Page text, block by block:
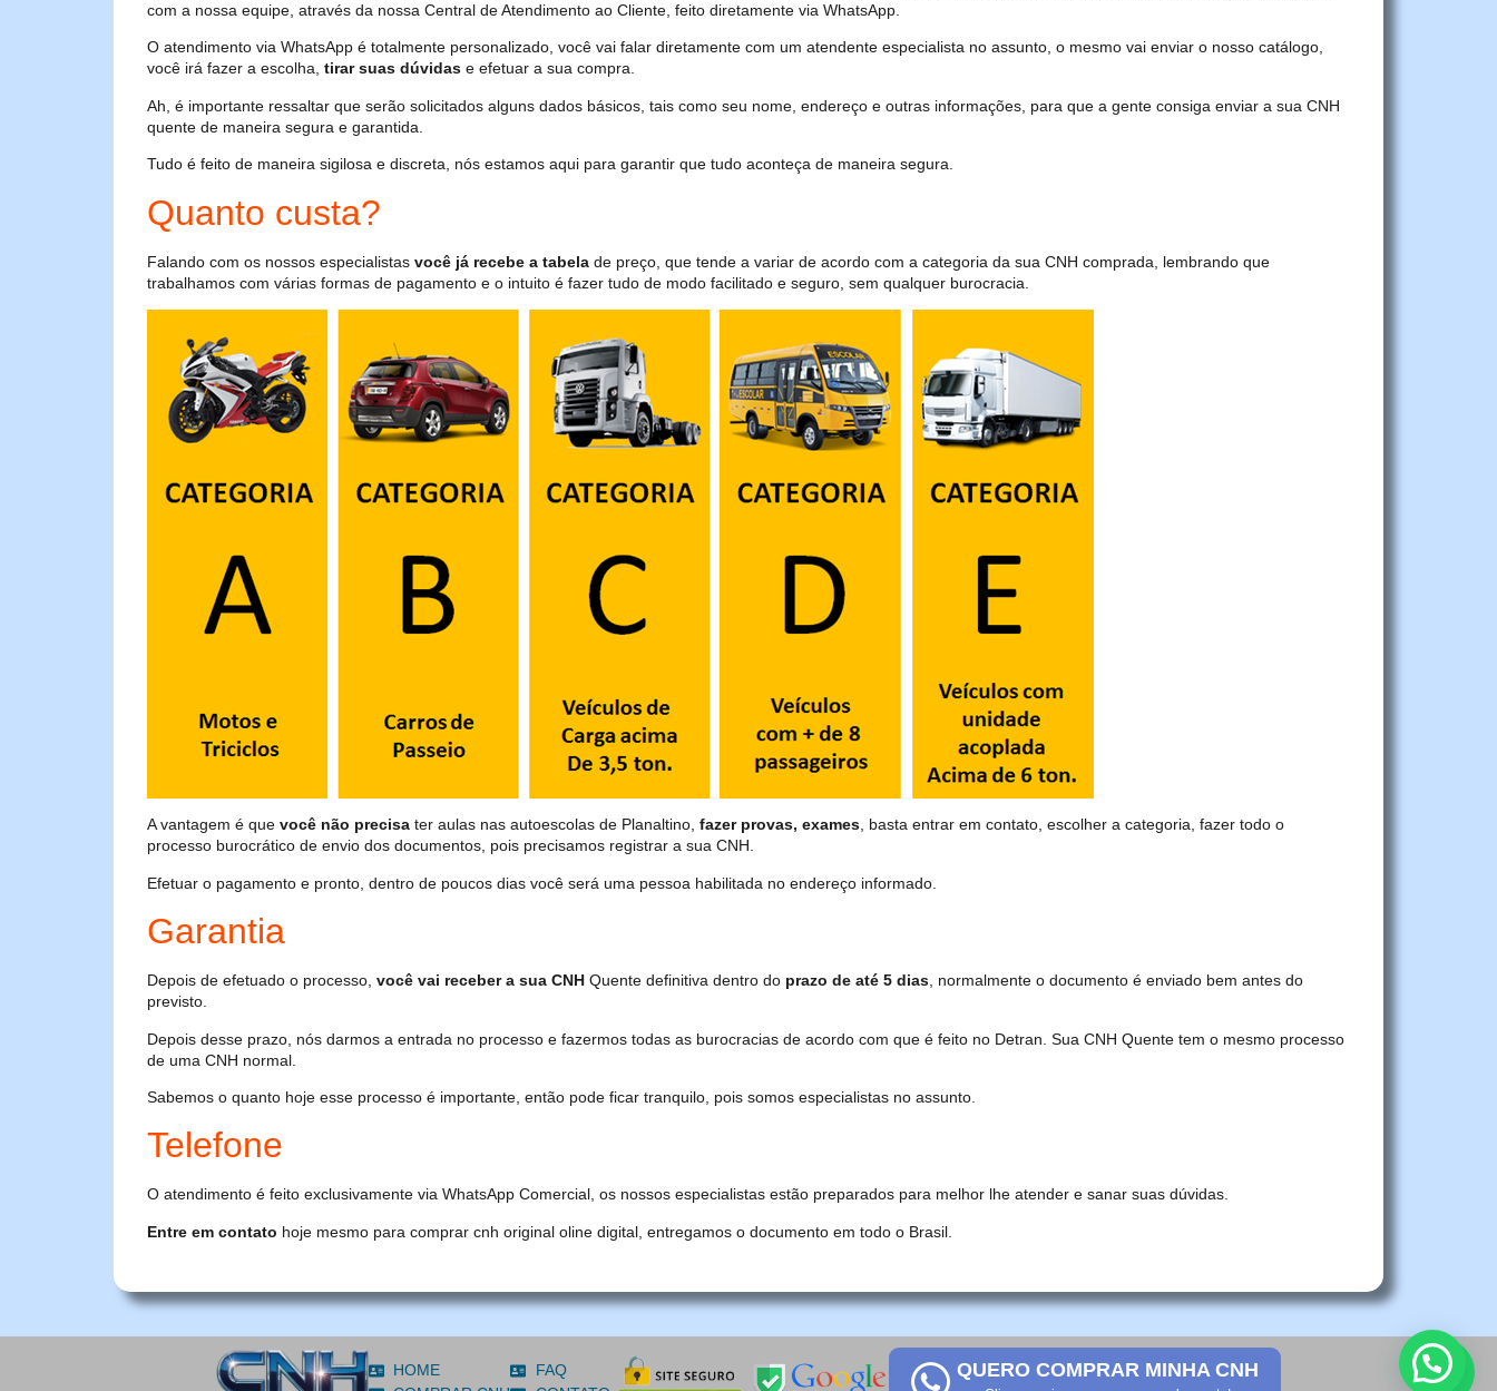
com a nossa equipe, através da nossa Central de Atendimento ao Cliente, feito diretamente via WhatsApp.
O atendimento via WhatsApp é totalmente personalizado, você vai falar diretamente com um atendente especialista no assunto, o mesmo vai enviar o nosso catálogo,
você irá fazer a escolha, tirar suas dúvidas e efetuar a sua compra.
Ah, é importante ressaltar que serão solicitados alguns dados básicos, tais como seu nome, endereço e outras informações, para que a gente consiga enviar a sua CNH
quente de maneira segura e garantida.
Tudo é feito de maneira sigilosa e discreta, nós estamos aqui para garantir que tudo aconteça de maneira segura.
Quanto custa?
Falando com os nossos especialistas você já recebe a tabela de preço, que tende a variar de acordo com a categoria da sua CNH comprada, lembrando que
trabalhamos com várias formas de pagamento e o intuito é fazer tudo de modo facilitado e seguro, sem qualquer burocracia.
A vantagem é que você não precisa ter aulas nas autoescolas de Planaltino, fazer provas, exames, basta entrar em contato, escolher a categoria, fazer todo o
processo burocrático de envio dos documentos, pois precisamos registrar a sua CNH.
Efetuar o pagamento e pronto, dentro de poucos dias você será uma pessoa habilitada no endereço informado.
Garantia
Depois de efetuado o processo, você vai receber a sua CNH Quente definitiva dentro do prazo de até 5 dias, normalmente o documento é enviado bem antes do
previsto.
Depois desse prazo, nós darmos a entrada no processo e fazermos todas as burocracias de acordo com que é feito no Detran. Sua CNH Quente tem o mesmo processo
de uma CNH normal.
Sabemos o quanto hoje esse processo é importante, então pode ficar tranquilo, pois somos especialistas no assunto.
Telefone
O atendimento é feito exclusivamente via WhatsApp Comercial, os nossos especialistas estão preparados para melhor lhe atender e sanar suas dúvidas.
Entre em contato hoje mesmo para comprar cnh original oline digital, entregamos o documento em todo o Brasil.
HOME
FAQ
QUERO COMPRAR MINHA CNH